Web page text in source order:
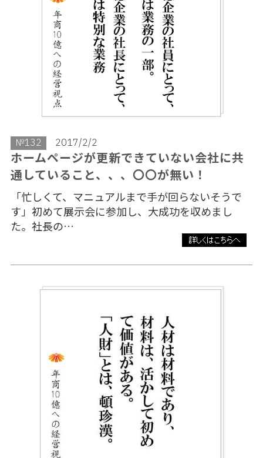
№132 2017/2/2
ホームページが更新できていない会社に共
通していること、、、〇〇が無い！
「忙しくて、マニュアルまで手が回らないそうで
す」初めて展示会に参加し、大成功を収めまし
た。社長の…